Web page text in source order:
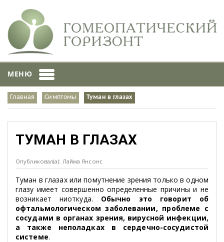
МЕНЮ
Главная Симптомы Туман в глазах
ТУМАН В ГЛАЗАХ
Опубликовал(а): Лайма Янсонс
Туман в глазах или помутнение зрения только в одном
глазу имеет совершенно определенные причины и не
возникает ниоткуда. Обычно это говорит об
офтальмологическом заболевании, проблеме с
сосудами в органах зрения, вирусной инфекции,
а также неполадках в сердечно-сосудистой
системе.